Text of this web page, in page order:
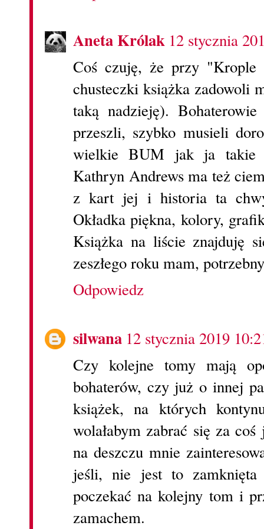
Aneta Królak 12 stycznia
Coś czuję, że przy "Krople
chusteczki książka zadowoli
taką nadzieję).
przeszli, szybko musieli
wielkie BUM jak ja takie
Kathryn Andrews ma też
z kart jej i historia ta
Okładka piękna, kolory,
Książka na liście znajduję
zeszłego roku mam,
Odpowiedz
silwana 12 stycznia 2019
Czy kolejne tomy mają
bohaterów, czy już o innej
książek, na których
wolałabym zabrać się za
na deszczu mnie
jeśli, nie jest to
poczekać na kolejny tom i
zamachem.